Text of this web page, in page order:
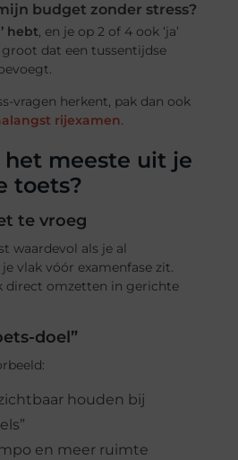
budget zonder stress?
hebt, en je op 2 of 4 ook ‘ja’
groot dat een tussentijdse
vragen herkent, pak dan ook
rijexamen.
het meeste uit je
toets?
te vroeg
waardevol als je al
vlak vóór examenfase zit.
direct omzetten in gerichte
doel”
houden bij
en meer ruimte